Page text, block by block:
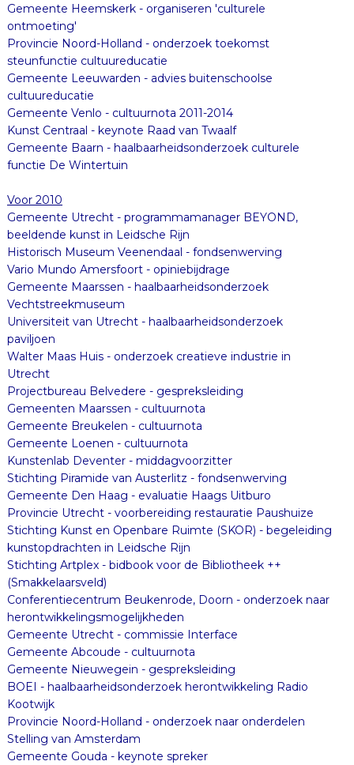
Gemeente Heemskerk - organiseren 'culturele
ontmoeting'
Provincie Noord-Holland - onderzoek toekomst
steunfunctie cultuureducatie
Gemeente Leeuwarden - advies buitenschoolse
cultuureducatie
Gemeente Venlo - cultuurnota 2011-2014
Kunst Centraal - keynote Raad van Twaalf
Gemeente Baarn - haalbaarheidsonderzoek culturele
functie De Wintertuin
Voor 2010
Gemeente Utrecht - programmamanager BEYOND,
beeldende kunst in Leidsche Rijn
Historisch Museum Veenendaal - fondsenwerving
Vario Mundo Amersfoort - opiniebijdrage
Gemeente Maarssen - haalbaarheidsonderzoek
Vechtstreekmuseum
Universiteit van Utrecht - haalbaarheidsonderzoek
paviljoen
Walter Maas Huis - onderzoek creatieve industrie in
Utrecht
Projectbureau Belvedere - gespreksleiding
Gemeenten Maarssen - cultuurnota
Gemeente Breukelen - cultuurnota
Gemeente Loenen - cultuurnota
Kunstenlab Deventer - middagvoorzitter
Stichting Piramide van Austerlitz - fondsenwerving
Gemeente Den Haag - evaluatie Haags Uitburo
Provincie Utrecht - voorbereiding restauratie Paushuize
Stichting Kunst en Openbare Ruimte (SKOR) - begeleiding
kunstopdrachten in Leidsche Rijn
Stichting Artplex - bidbook voor de Bibliotheek ++
(Smakkelaarsveld)
Conferentiecentrum Beukenrode, Doorn - onderzoek naar
herontwikkelingsmogelijkheden
Gemeente Utrecht - commissie Interface
Gemeente Abcoude - cultuurnota
Gemeente Nieuwegein - gespreksleiding
BOEI - haalbaarheidsonderzoek herontwikkeling Radio
Kootwijk
Provincie Noord-Holland - onderzoek naar onderdelen
Stelling van Amsterdam
Gemeente Gouda - keynote spreker